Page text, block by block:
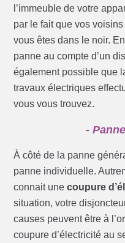
l’immeuble de votre
par le fait que vos
vous êtes dans le noir.
panne au compte d’un
également possible que
travaux électriques
vous vous trouvez.
-
À côté de la panne
panne individuelle.
connait unecoupure
situation, votre
causes peuvent être à
coupure d’électricité au